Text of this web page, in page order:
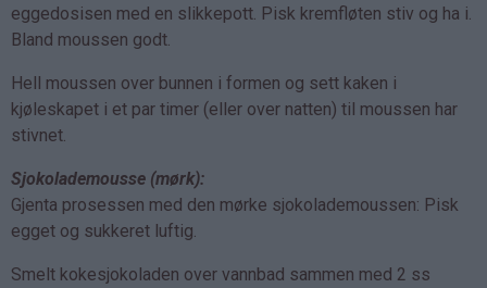
eggedosisen med en slikkepott. Pisk kremfløten stiv og ha i.
Bland moussen godt.
Hell moussen over bunnen i formen og sett kaken i
kjøleskapet i et par timer (eller over natten) til moussen har
stivnet.
Sjokolademousse (mørk):
Gjenta prosessen med den mørke sjokolademoussen: Pisk
egget og sukkeret luftig.
Smelt kokesjokoladen over vannbad sammen med 2 ss